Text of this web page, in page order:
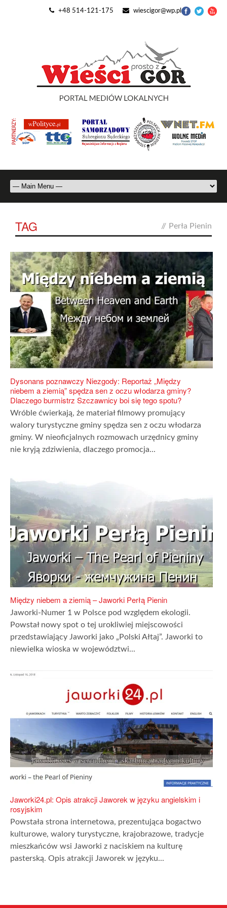
+48 514-121-175 wiescigor@wp.pl
TAG // Perła Pienin
Dysonans poznawczy Niezgody: Reportaż „Między
niebem a ziemią” spędza sen z oczu włodarza gminy?
Dlaczego burmistrz Szczawnicy boi się tego spotu?
Wróble ćwierkają, że materiał filmowy promujący
walory turystyczne gminy spędza sen z oczu włodarza
gminy. W nieoficjalnych rozmowach urzędnicy gminy
nie kryją zdziwienia, dlaczego promocja...
Między niebem a ziemią – Jaworki Perłą Pienin
Jaworki-Numer 1 w Polsce pod względem ekologii.
Powstał nowy spot o tej urokliwiej miejscowości
przedstawiający Jaworki jako „Polski Ałtaj”. Jaworki to
niewielka wioska w województwi...
Jaworki24.pl: Opis atrakcji Jaworek w języku angielskim i
rosyjskim
Powstała strona internetowa, prezentująca bogactwo
kulturowe, walory turystyczne, krajobrazowe, tradycje
mieszkańców wsi Jaworki z naciskiem na kulturę
pasterską. Opis atrakcji Jaworek w języku...